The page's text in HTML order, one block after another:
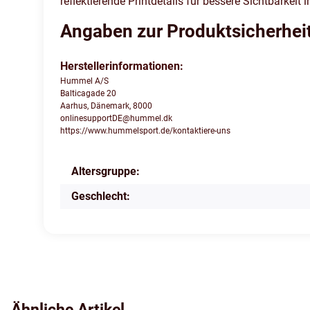
Angaben zur
Herstellerinformationen:
Hummel A/S
Balticagade 20
Aarhus, Dänemark, 8000
onlinesupportDE@hummel.dk
https://www.hummelsport.de/kontaktiere-uns
Produkteigenschaft
Wert
Altersgruppe:
Geschlecht: